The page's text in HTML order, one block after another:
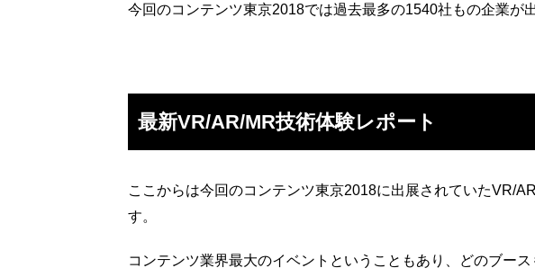
今回のコンテンツ東京2018では過去最多の1540社もの企業が
最新VR/AR/MR技術体験レポート
ここからは今回のコンテンツ東京2018に出展されていたVR/
す。
コンテンツ業界最大のイベントということもあり、どのブー